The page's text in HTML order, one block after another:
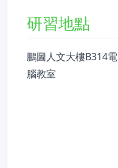
研習地點
鵬圖人文大樓B314電
腦教室